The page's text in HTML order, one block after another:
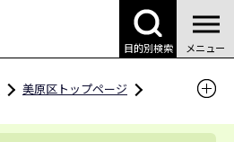
目的別検索 メニュー
美原区トップページ